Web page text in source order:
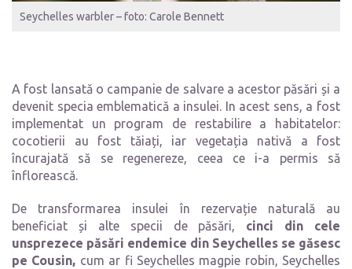
Seychelles warbler – foto: Carole Bennett
A fost lansată o campanie de salvare a acestor păsări și a
devenit specia emblematică a insulei. In acest sens, a fost
implementat un program de restabilire a habitatelor:
cocotierii au fost tăiați, iar vegetația nativă a fost
încurajată să se regenereze, ceea ce i-a permis să
înflorească.
De transformarea insulei în rezervație naturală au
beneficiat și alte specii de păsări, cinci din cele
unsprezece păsări endemice din Seychelles se găsesc
pe Cousin, cum ar fi Seychelles magpie robin, Seychelles